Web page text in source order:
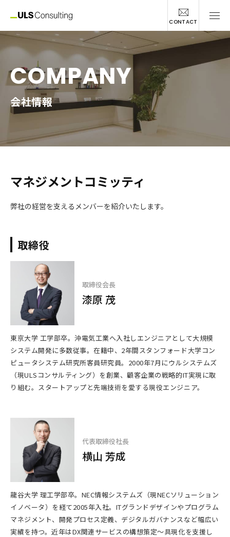
CONTACT
COMPANY
会社情報
マネジメントコミッティ
弊社の経営を支えるメンバーを紹介いたします。
取締役
取締役会長
漆原 茂
東京大学 工学部卒。沖電気工業へ入社しエンジニアとして大規模
システム開発に多数従事。在籍中、2年間スタンフォード大学コン
ピュータシステム研究所客員研究員。2000年7月にウルシステムズ
（現ULSコンサルティング）を創業、顧客企業の戦略的IT実現に取
り組む。スタートアップと先端技術を愛する現役エンジニア。
代表取締役社長
横山 芳成
龍谷大学 理工学部卒。NEC情報システムズ（現NECソリューション
イノベータ）を経て2005年入社。ITグランドデザインやプログラム
マネジメント、開発プロセス定義、デジタルガバナンスなど幅広い
実績を持つ。近年はDX関連サービスの構想策定〜具現化を支援し